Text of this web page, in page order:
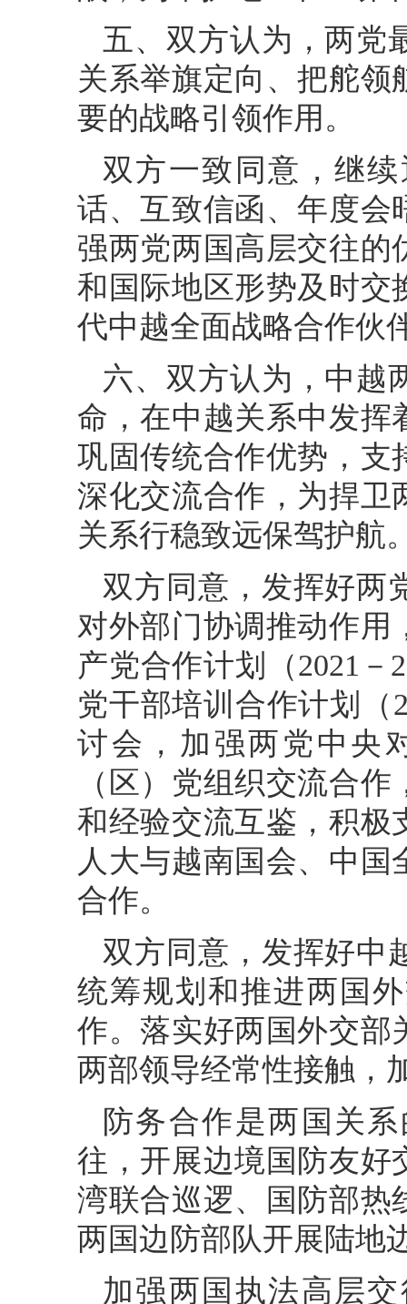
五、双方认为，两党
关系举旗定向、把舵领
要的战略引领作用。
双方一致同意，继
话、互致信函、年度会
强两党两国高层交往的
和国际地区形势及时交
代中越全面战略合作伙
六、双方认为，中越
命，在中越关系中发挥
巩固传统合作优势，支
深化交流合作，为捍卫
关系行稳致远保驾护航
双方同意，发挥好两
对外部门协调推动作用
产党合作计划（2021
党干部培训合作计划（
讨会，加强两党中央
（区）党组织交流合
和经验交流互鉴，积极
人大与越南国会、中
合作。
双方同意，发挥好中
统筹规划和推进两国
作。落实好两国外交部
两部领导经常性接触，
防务合作是两国关
往，开展边境国防友好
湾联合巡逻、国防部热
两国边防部队开展陆地
加强两国执法高层